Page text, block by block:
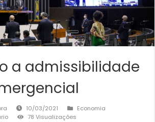
a admissibilidade
10/03/2021
Economia
78 Visualizações